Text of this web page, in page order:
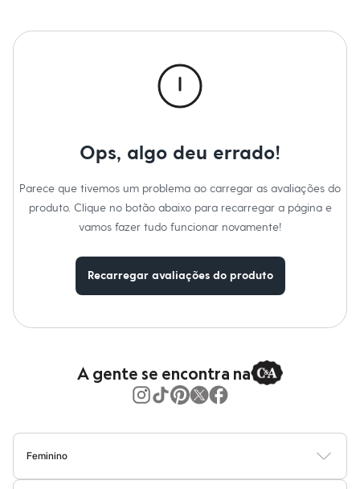
Moda praia
Biquínis
Casacos e Jaquetas
Shorts e Saias
Vestidos
Bermudas
Camisas
Casacos e Jaquetas
Chapéus e Bonés
Cintos
Óculos
Gênero
Lavar à mão.
Não alvejar.
Não secar em secadora.
Secar na vertical.
Não lavar a seco.
Ops, algo deu errado!
Parece que tivemos um problema ao carregar as avaliações do
produto. Clique no botão abaixo para recarregar a página e
vamos fazer tudo funcionar novamente!
Recarregar avaliações do produto
A gente se encontra na
Feminino
BlusasCalçasVestidosSaiasCasacosModa PraiaModa Íntima